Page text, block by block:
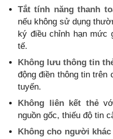
Tắt tính năng thanh
nếu không sử dụng
ký điều chỉnh hạn mức
tế.
Không lưu thông tin
động điền thông tin trên
tuyến.
Không liên kết thẻ
nguồn gốc, thiếu độ tin
Không cho người